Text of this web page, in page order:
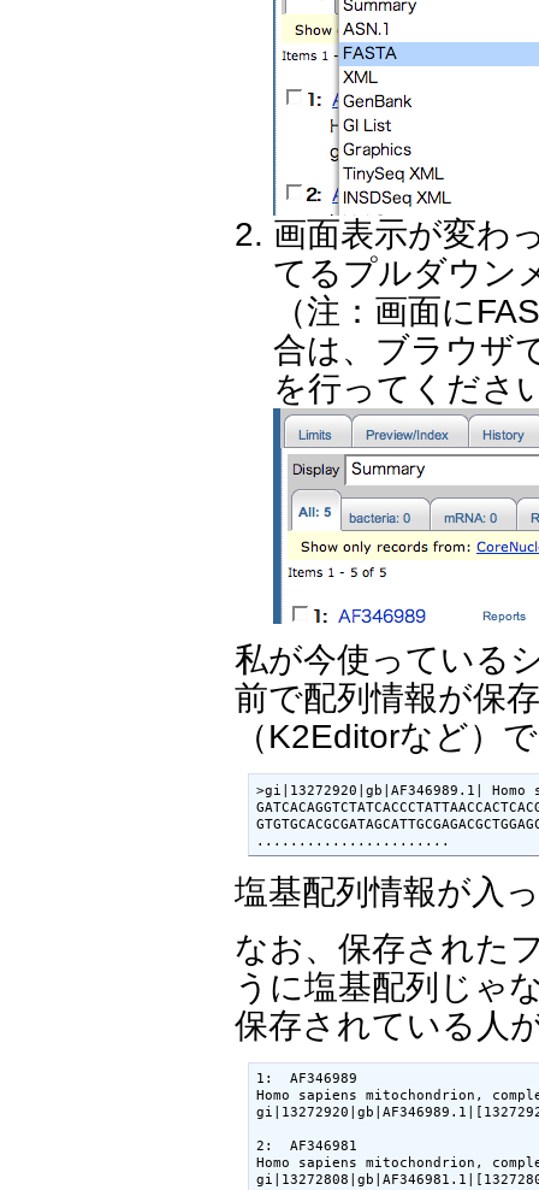
画面表示が変わ
てるプルダウン
（注：画面に
合は、ブラウザ
を行ってくださ
私が今使っている
前で配列情報が保
（K2Editorなど）
>gi|13272920|gb|AF346989.1|
.......................
塩基配列情報が入
なお、保存された
うに塩基配列じゃ
保存されている人
1:  AF346989
Homo sapiens mitochondrion,
2:  AF346981
Homo sapiens mitochondrion,